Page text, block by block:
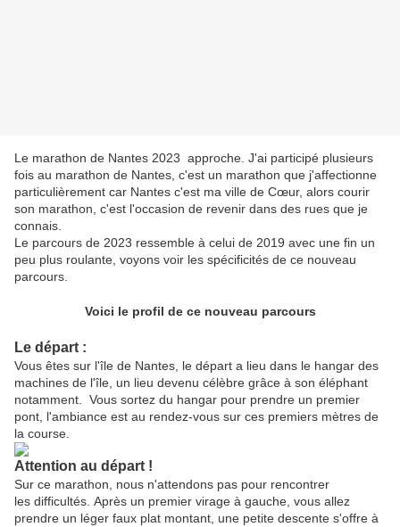
Le marathon de Nantes 2023 approche. J'ai participé plusieurs
fois au marathon de Nantes, c'est un marathon que j'affectionne
particulièrement car Nantes c'est ma ville de Cœur, alors courir
son marathon, c'est l'occasion de revenir dans des rues que je
connais.
Le parcours de 2023 ressemble à celui de 2019 avec une fin un
peu plus roulante, voyons voir les spécificités de ce nouveau
parcours.
Voici le profil de ce nouveau parcours
Le départ :
Vous êtes sur l'île de Nantes, le départ a lieu dans le hangar des
machines de l'île, un lieu devenu célèbre grâce à son éléphant
notamment. Vous sortez du hangar pour prendre un premier
pont, l'ambiance est au rendez-vous sur ces premiers mètres de
la course.
Attention au départ !
Sur ce marathon, nous n'attendons pas pour rencontrer
les difficultés. Après un premier virage à gauche, vous allez
prendre un léger faux plat montant, une petite descente s'offre à